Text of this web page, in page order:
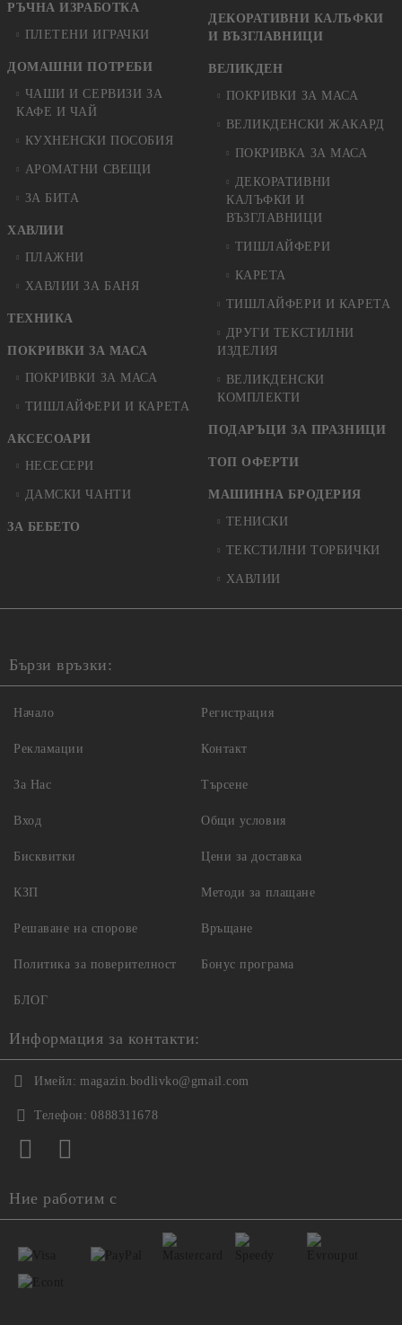
РЪЧНА ИЗРАБОТКА
ПЛЕТЕНИ ИГРАЧКИ
ДОМАШНИ ПОТРЕБИ
ЧАШИ И СЕРВИЗИ ЗА
КАФЕ И ЧАЙ
КУХНЕНСКИ ПОСОБИЯ
АРОМАТНИ СВЕЩИ
ЗА БИТА
ХАВЛИИ
ПЛАЖНИ
ХАВЛИИ ЗА БАНЯ
ТЕХНИКА
ПОКРИВКИ ЗА МАСА
ПОКРИВКИ ЗА МАСА
ТИШЛАЙФЕРИ И КАРЕТА
АКСЕСОАРИ
НЕСЕСЕРИ
ДАМСКИ ЧАНТИ
ЗА БЕБЕТО
ДЕКОРАТИВНИ КАЛЪФКИ
И ВЪЗГЛАВНИЦИ
ВЕЛИКДЕН
ПОКРИВКИ ЗА МАСА
ВЕЛИКДЕНСКИ ЖАКАРД
ПОКРИВКА ЗА МАСА
ДЕКОРАТИВНИ
КАЛЪФКИ И
ВЪЗГЛАВНИЦИ
ТИШЛАЙФЕРИ
КАРЕТА
ТИШЛАЙФЕРИ И КАРЕТА
ДРУГИ ТЕКСТИЛНИ
ИЗДЕЛИЯ
ВЕЛИКДЕНСКИ
КОМПЛЕКТИ
ПОДАРЪЦИ ЗА ПРАЗНИЦИ
ТОП ОФЕРТИ
МАШИННА БРОДЕРИЯ
ТЕНИСКИ
ТЕКСТИЛНИ ТОРБИЧКИ
ХАВЛИИ
Бързи връзки:
Начало
Рекламации
За Нас
Вход
Регистрация
Контакт
Търсене
Общи условия
Бисквитки
КЗП
Решаване на спорове
Политика за поверителност
Цени за доставка
Методи за плащане
Връщане
Бонус програма
БЛОГ
Информация за контакти:
Имейл: magazin.bodlivko@gmail.com
Телефон: 0888311678
Ние работим с